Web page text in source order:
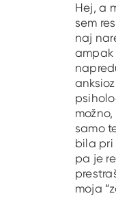
Hej, a
sem
naj
ampak
samo
bila pri
pa je
moja